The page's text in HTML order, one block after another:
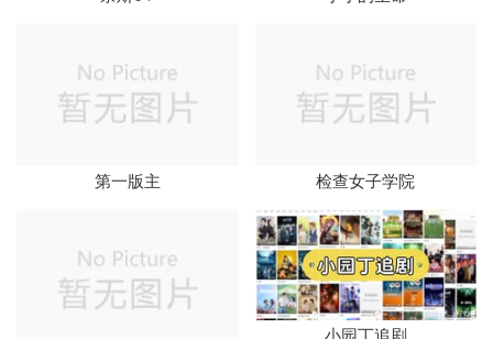
第一版主 检查女子学院
小园丁追剧